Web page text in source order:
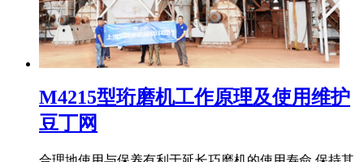
M4215型珩磨机工作原理及使用维护
豆丁网